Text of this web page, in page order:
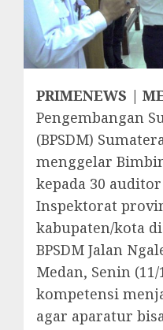
PRIMENEWS |
Pengembangan
(BPSDM)
menggelar
kepada 30
Inspektorat
kabupaten/kota
BPSDM Jalan
Medan, Senin
kompetensi
agar aparatur